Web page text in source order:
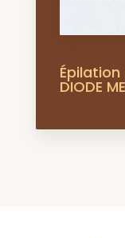
Épilation
DIODE